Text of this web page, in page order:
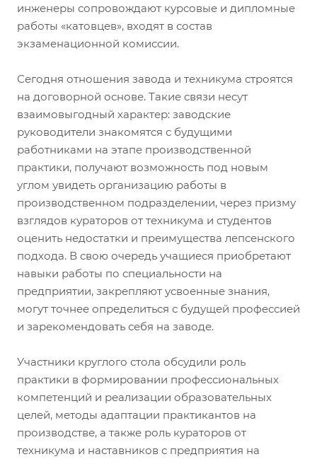
инженеры сопровождают курсовые и дипломные
работы «катовцев», входят в состав
экзаменационной комиссии.
Сегодня отношения завода и техникума строятся
на договорной основе. Такие связи несут
взаимовыгодный характер: заводские
руководители знакомятся с будущими
работниками на этапе производственной
практики, получают возможность под новым
углом увидеть организацию работы в
производственном подразделении, через призму
взглядов кураторов от техникума и студентов
оценить недостатки и преимущества лепсенского
подхода. В свою очередь учащиеся приобретают
навыки работы по специальности на
предприятии, закрепляют усвоенные знания,
могут точнее определиться с будущей профессией
и зарекомендовать себя на заводе.
Участники круглого стола обсудили роль
практики в формировании профессиональных
компетенций и реализации образовательных
целей, методы адаптации практикантов на
производстве, а также роль кураторов от
техникума и наставников с предприятия на